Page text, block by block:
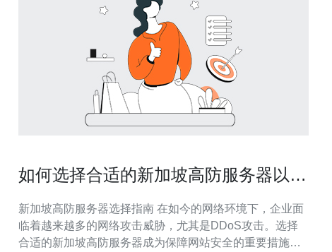
如何选择合适的新加坡高防服务器以抵
新加坡高防服务器选择指南 在如今的网络环境下，企业面
临着越来越多的网络攻击威胁，尤其是DDoS攻击。选择
合适的新加坡高防服务器成为保障网站安全的重要措施。